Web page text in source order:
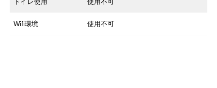
Wifi環境 使用不可